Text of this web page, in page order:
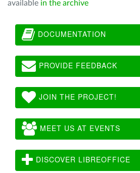
available in the archive
DOCUMENTATION
PROVIDE FEEDBACK
JOIN THE PROJECT!
MEET US AT EVENTS
DISCOVER LIBREOFFICE